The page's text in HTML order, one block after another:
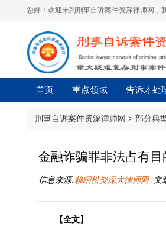
您好！欢迎来到刑事自诉案件资深律师网，
首页 重点领域 告诉才处
刑事自诉案件资深律师网 > 部分典
金融诈骗罪非法占有
信息来源:赖绍松资深大律师网文
【全文】